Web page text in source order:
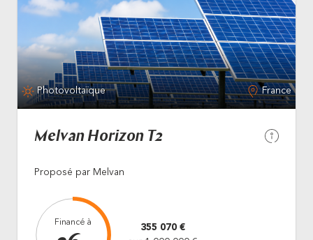
Photovoltaïque France
Melvan Horizon T2
Proposé par Melvan
Financé à
355 070 €